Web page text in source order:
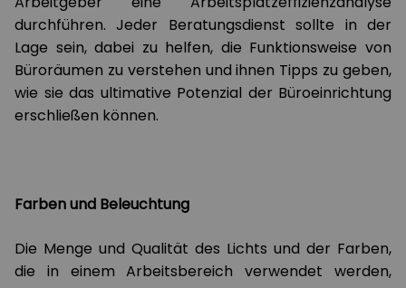
durchführen. Jeder Beratungsdienst sollte in der
Lage sein, dabei zu helfen, die Funktionsweise von
Büroräumen zu verstehen und ihnen Tipps zu geben,
wie sie das ultimative Potenzial der Büroeinrichtung
erschließen können.
Farben und Beleuchtung
Die Menge und Qualität des Lichts und der Farben,
die in einem Arbeitsbereich verwendet werden,